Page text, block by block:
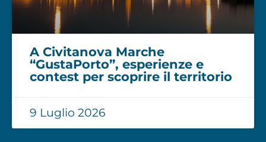
A Civitanova Marche
“GustaPorto”, esperienze e
contest per scoprire il territorio
9 Luglio 2026